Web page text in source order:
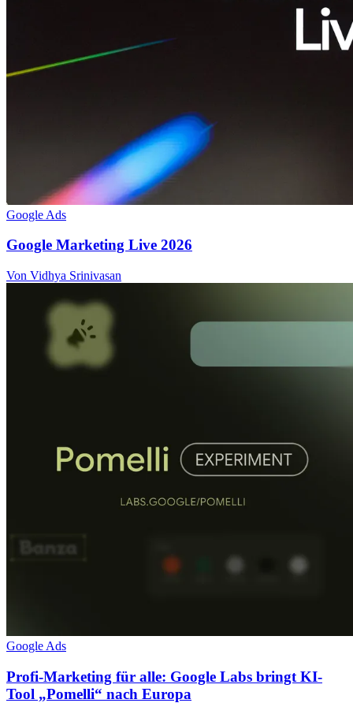
Google Ads
Google Marketing Live 2026
Von Vidhya Srinivasan
Google Ads
Profi-Marketing für alle: Google Labs bringt KI-
Tool „Pomelli“ nach Europa